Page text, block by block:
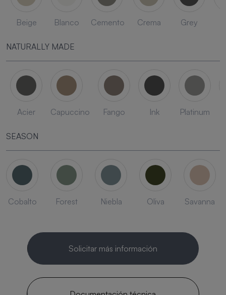
Beige Blanco Cemento Crema Grey
NATURALLY MADE
Acier Capuccino Fango Ink Platinum
SEASON
Cobalto Forest Niebla Oliva Savanna
Solicitar más información